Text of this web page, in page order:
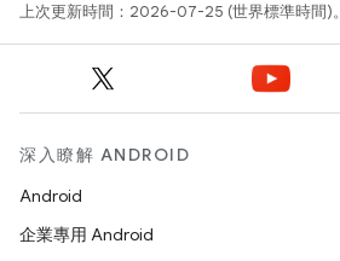
上次更新時間：2026-07-25 (世界標準時間)。
深入瞭解 ANDROID
Android
企業專用 Android